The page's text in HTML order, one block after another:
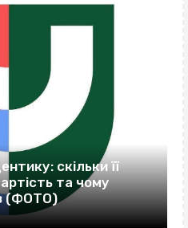
скільки її
та чому
(ФОТО)